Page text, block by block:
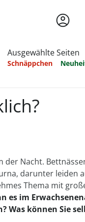
Übungen
zahlt
Ausgewählte Seiten
Schnäppchen
der Nacht.
darunter leiden
Thema mit
es im
Was können Sie